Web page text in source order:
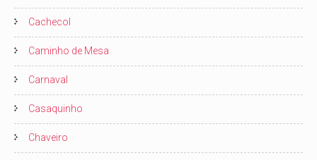
Cachecol
Caminho de Mesa
Carnaval
Casaquinho
Chaveiro